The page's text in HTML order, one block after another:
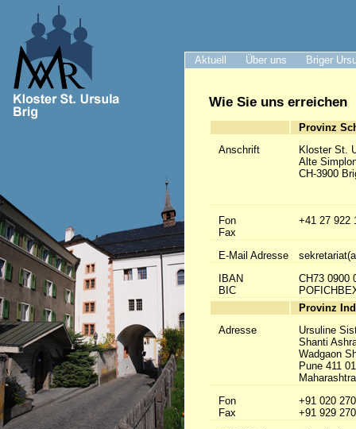
Aktuell Über uns Briger
Wie Sie uns erreichen
Provinz
Anschrift
Kloster St.
Alte
CH-3900
Fon
Fax
+41 27 922
E-Mail Adresse
IBAN
BIC
CH73 0900
Provinz
Adresse
Ursuline
Shanti
Wadgaon
Pune 411
Fon
Fax
+91 020
+91 929